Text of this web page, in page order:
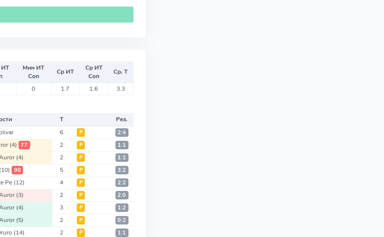
ИТ
Мин ИТ
Соп
Ср ИТ
Ср ИТ
Соп
Ср. Т
0 1.7 1.6 3.3
Т
Рез.
6 Р 2:4
(4) 77 2 Р 1:1
(4) 2 Р 1:1
(10) 90 5 Р 3:2
Pe (12) 4 Р 2:2
(3) 2 Р 2:0
(4) 3 Р 1:2
(5) 2 Р 0:2
(14) 2 Р 1:1